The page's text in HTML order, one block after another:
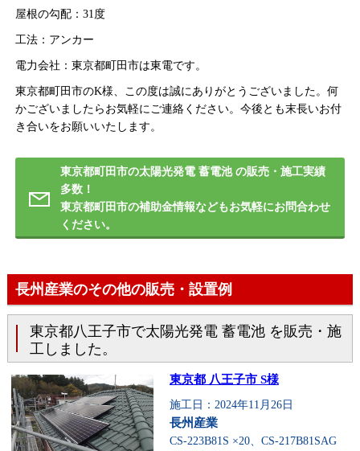
屋根の勾配：31度
工法：アンカー
電力会社：東京都町田市は東電です。
東京都町田市のK様、この度は誠にありがとうございました。何
かございましたらお気軽にご連絡ください。今後とも末長いお付
き合いをお願いいたします。
東京都町田市の太陽光発電 蓄電池 の販売・施工実績
多数！
東京都町田市の補助金情報などもお気軽にお問合わせ
ください。
長州産業のその他の販売・設置例
東京都八王子市で太陽光発電 蓄電池 を販売・施
工しました。
東京都 八王子市 S様
施工日：2024年11月26日
長州産業
CS-223B81S ×20、CS-217B81SAG